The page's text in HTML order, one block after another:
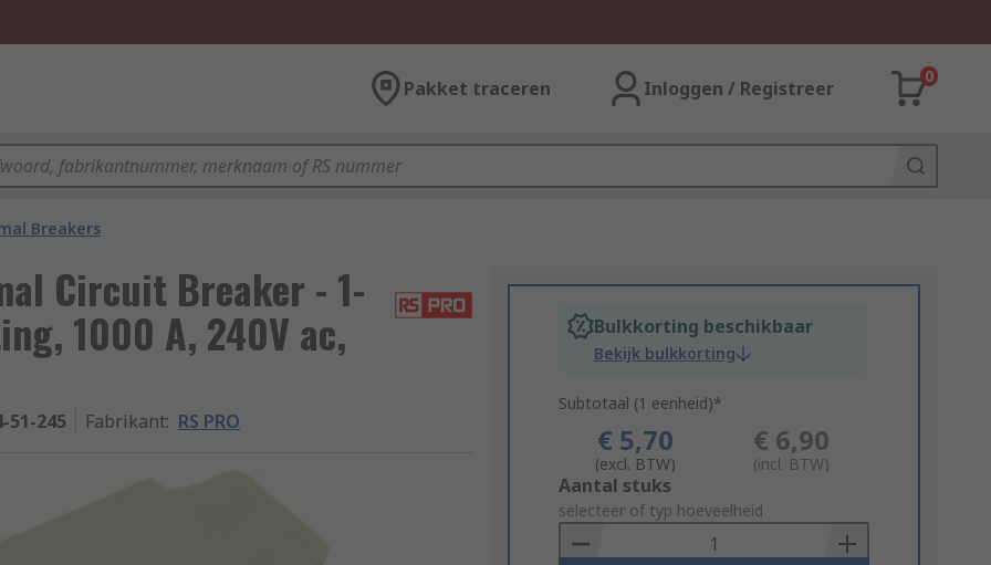
Pakket traceren Inloggen / Registreer
0
Breakers
Circuit Breaker - 1-
1000 A, 240V ac,
51-245 Fabrikant: RS PRO
Bulkkorting beschikbaar
Bekijk bulkkorting
Subtotaal (1 eenheid)*
€ 5,70
(excl. BTW)
€ 6,90
(incl. BTW)
Add
to
Basket
Aantal stuks
selecteer of typ hoeveelheid